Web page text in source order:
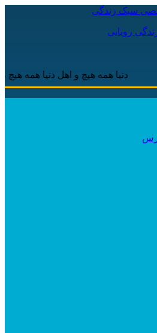
رویایی
دنیا همه هیچ و اهل دنیا همه هیچ ،